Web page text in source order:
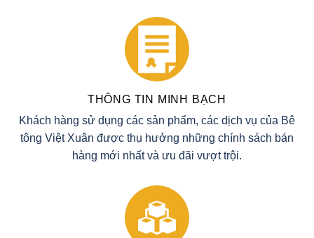
THÔNG TIN MINH BẠCH
Khách hàng sử dụng các sản phẩm, các dịch vụ của Bê
tông Việt Xuân được thụ hưởng những chính sách bán
hàng mới nhất và ưu đãi vượt trội.